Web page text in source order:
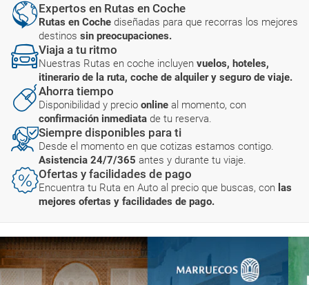
Expertos en Rutas en Coche
Rutas en Coche diseñadas para que recorras los mejores
destinos sin preocupaciones.
Viaja a tu ritmo
Nuestras Rutas en coche incluyen vuelos, hoteles,
itinerario de la ruta, coche de alquiler y seguro de viaje.
Ahorra tiempo
Disponibilidad y precio online al momento, con
confirmación inmediata de tu reserva.
Siempre disponibles para ti
Desde el momento en que cotizas estamos contigo.
Asistencia 24/7/365 antes y durante tu viaje.
Ofertas y facilidades de pago
Encuentra tu Ruta en Auto al precio que buscas, con las
mejores ofertas y facilidades de pago.